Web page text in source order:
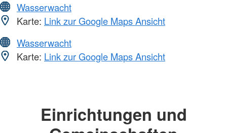
Wasserwacht
Karte: Link zur Google Maps Ansicht
Wasserwacht
Karte: Link zur Google Maps Ansicht
Einrichtungen und